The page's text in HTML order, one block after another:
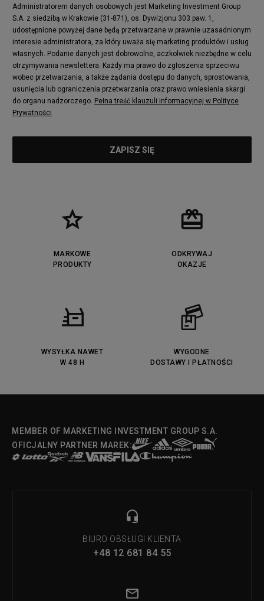
Administratorem danych osobowych jest Marketing Investment Group
S.A. z siedzibą w Krakowie (31-871), os. Dywizjonu 303 paw. 1,
udostępnione powyżej dane będą przetwarzane w prawnie uzasadnionym
interesie administratora, za który uważa się marketing produktów i usług
własnych. Podanie danych jest dobrowolne, aczkolwiek niezbędne w celu
otrzymywania newslettera. Każdy ma prawo do zgłoszenia sprzeciwu
wobec przetwarzania, a także żądania dostępu do danych, sprostowania,
usunięcia lub ograniczenia przetwarzania oraz prawo wniesienia skargi
do organu nadzorczego. Pełna treść klauzuli informacyjnej w Polityce
Prywatności
MARKOWE
PRODUKTY
ODKRYWAJ
OKAZJE
WYSYŁKA NAWET
W 48 H
WYGODNE
DOSTAWY I PŁATNOŚCI
MEMBER OF MARKETING INVESTMENT GROUP S.A.
OFICJALNY PARTNER MAREK:
BIURO OBSŁUGI KLIENTA
+48 12 681 84 55